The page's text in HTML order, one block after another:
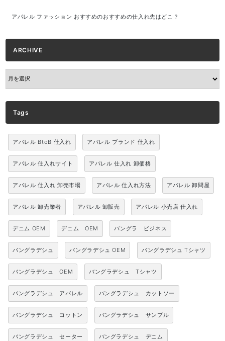
アパレル ファッション おすすめのおすすめの仕入れ先はどこ？
ARCHIVE
ARCHIVE
Tags
アパレル BtoB 仕入れ アパレル ブランド 仕入れ
アパレル 仕入れサイト アパレル 仕入れ 卸価格
アパレル 仕入れ 卸売市場 アパレル 仕入れ方法 アパレル 卸問屋
アパレル 卸売業者 アパレル 卸販売 アパレル 小売店 仕入れ
デニム OEM デニム OEM バングラ ビジネス
バングラデシュ バングラデシュ OEM バングラデシュ Tシャツ
バングラデシュ OEM バングラデシュ Tシャツ
バングラデシュ アパレル バングラデシュ カットソー
バングラデシュ コットン バングラデシュ サンプル
バングラデシュ セーター バングラデシュ デニム